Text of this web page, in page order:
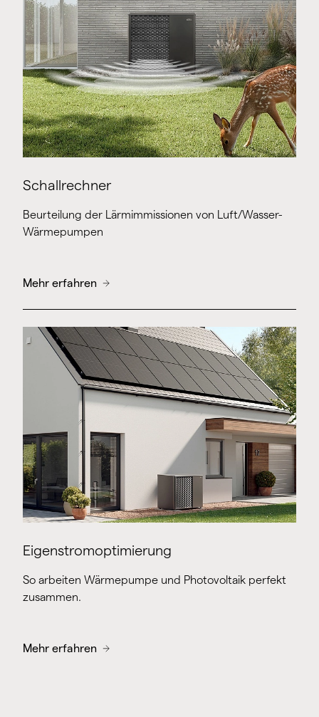
Schallrechner
Beurteilung der Lärmimmissionen von Luft/Wasser-
Wärmepumpen
Mehr erfahren
Eigenstromoptimierung
So arbeiten Wärmepumpe und Photovoltaik perfekt
zusammen.
Mehr erfahren